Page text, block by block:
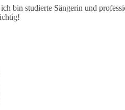
bin studierte Sängerin und